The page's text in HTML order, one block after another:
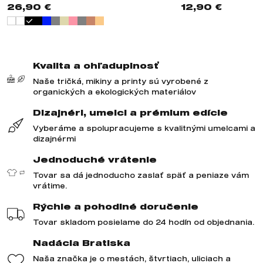
26,90 € 12,90 €
Kvalita a ohľaduplnosť
Naše tričká, mikiny a printy sú vyrobené z
organických a ekologických materiálov
Dizajnéri, umelci a prémium edície
Vyberáme a spolupracujeme s kvalitnými umelcami a
dizajnérmi
Jednoduché vrátenie
Tovar sa dá jednoducho zaslať späť a peniaze vám
vrátime.
Rýchle a pohodlné doručenie
Tovar skladom posielame do 24 hodín od objednania.
Nadácia Bratiska
Naša značka je o mestách, štvrtiach, uliciach a